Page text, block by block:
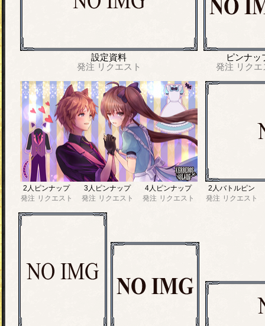
設定資料
発注 リクエスト
ピンナッ
発注 リク
2人ピンナップ
発注 リクエスト
3人ピンナップ
発注 リクエスト
4人ピンナップ
発注 リクエスト
2人バトルピン
発注 リクエスト